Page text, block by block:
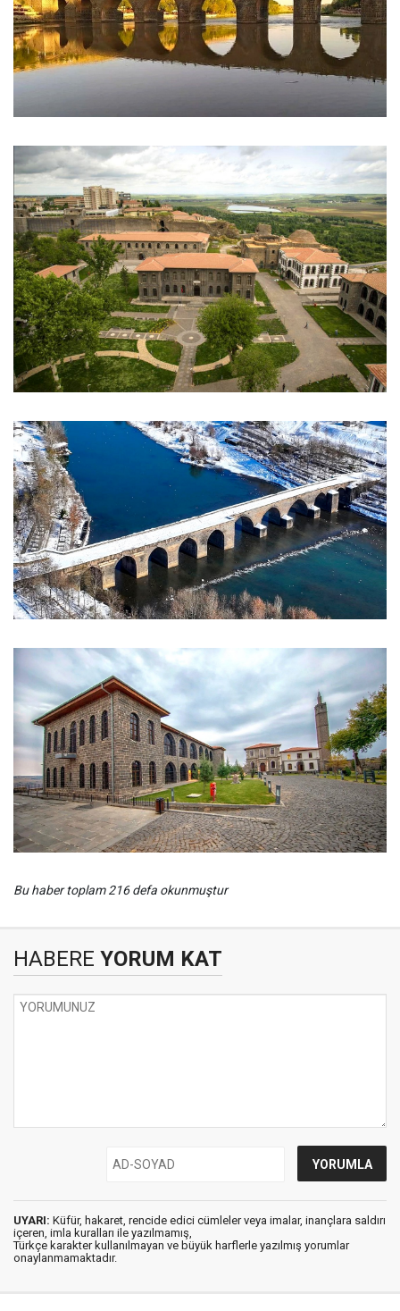
Bu haber toplam 216 defa okunmuştur
HABERE YORUM KAT
UYARI: Küfür, hakaret, rencide edici cümleler veya imalar, inançlara saldırı
içeren, imla kuralları ile yazılmamış,
Türkçe karakter kullanılmayan ve büyük harflerle yazılmış yorumlar
onaylanmamaktadır.